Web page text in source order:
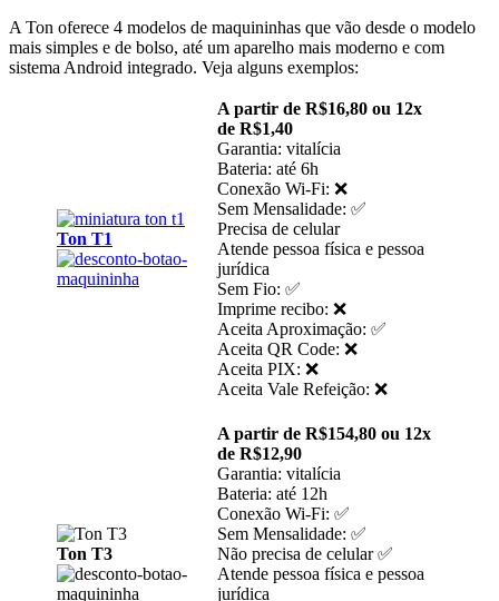
A Ton oferece 4 modelos de maquininhas que vão desde o modelo
mais simples e de bolso, até um aparelho mais moderno e com
sistema Android integrado. Veja alguns exemplos:
Ton T1
A partir de R$16,80 ou 12x
de R$1,40
Garantia: vitalícia
Bateria: até 6h
Conexão Wi-Fi: ❌
Sem Mensalidade: ✅
Precisa de celular
Atende pessoa física e pessoa
jurídica
Sem Fio: ✅
Imprime recibo: ❌
Aceita Aproximação: ✅
Aceita QR Code: ❌
Aceita PIX: ❌
Aceita Vale Refeição: ❌
Ton T3
A partir de R$154,80 ou 12x
de R$12,90
Garantia: vitalícia
Bateria: até 12h
Conexão Wi-Fi: ✅
Sem Mensalidade: ✅
Não precisa de celular ✅
Atende pessoa física e pessoa
jurídica